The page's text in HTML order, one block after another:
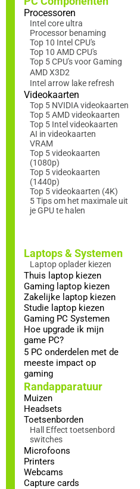
Processoren
Intel core ultra
Processor benaming
Top 10 Intel CPU's
Top 10 AMD CPU's
Top 5 CPU's voor Gaming
AMD X3D2
Intel arrow lake refresh
Videokaarten
Top 5 NVIDIA videokaarten
Top 5 AMD videokaarten
Top 5 Intel videokaarten
AI in videokaarten
VRAM
Top 5 videokaarten
(1080p)
Top 5 videokaarten
(1440p)
Top 5 videokaarten (4K)
5 Tips om het maximale uit
je GPU te halen
Laptops & Systemen
Laptop oplader kiezen
Thuis laptop kiezen
Gaming laptop kiezen
Zakelijke laptop kiezen
Studie laptop kiezen
Gaming PC Systemen
Hoe upgrade ik mijn
game PC?
5 PC onderdelen met de
meeste impact op
gaming
Randapparatuur
Muizen
Headsets
Toetsenborden
Hall Effect toetsenbord
switches
Microfoons
Printers
Webcams
Capture cards